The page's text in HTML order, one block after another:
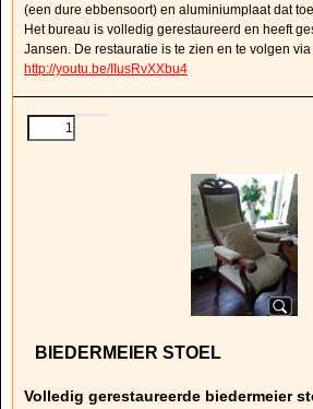
(een dure ebbensoort) en aluminiumplaat dat
Het bureau is volledig gerestaureerd en heeft
Jansen. De restauratie is te zien en te volgen via
http://youtu.be/IIusRvXXbu4
BIEDERMEIER STOEL
Volledig gerestaureerde biedermeier